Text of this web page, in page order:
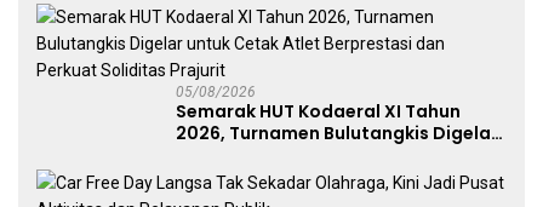
05/08/2026
Semarak HUT Kodaeral XI Tahun
2026, Turnamen Bulutangkis Digelar
Perkuat Soliditas Prajurit